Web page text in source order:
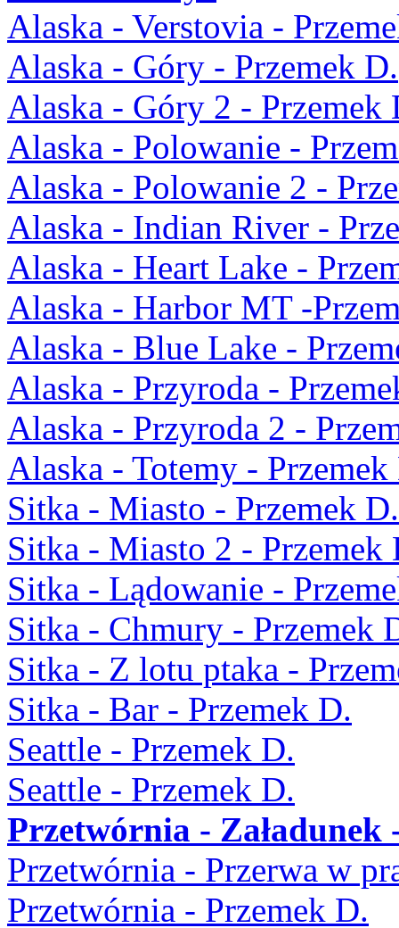
Alaska - Verstovia -
Alaska - Góry - Przemek D.
Alaska - Góry 2 - Przemek
Alaska - Polowanie -
Alaska - Polowanie 2 -
Alaska - Indian River -
Alaska - Heart Lake -
Alaska - Harbor MT -
Alaska - Blue Lake -
Alaska - Przyroda -
Alaska - Przyroda 2 -
Alaska - Totemy - Przemek
Sitka - Miasto - Przemek D.
Sitka - Miasto 2 - Przemek
Sitka - Lądowanie -
Sitka - Chmury - Przemek
Sitka - Z lotu ptaka -
Sitka - Bar - Przemek D.
Seattle - Przemek D.
Seattle - Przemek D.
Przetwórnia - Załadunek
Przetwórnia - Przerwa w
Przetwórnia - Przemek D.